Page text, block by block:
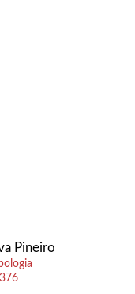
Pineiro